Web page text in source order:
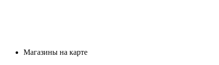
Магазины на карте